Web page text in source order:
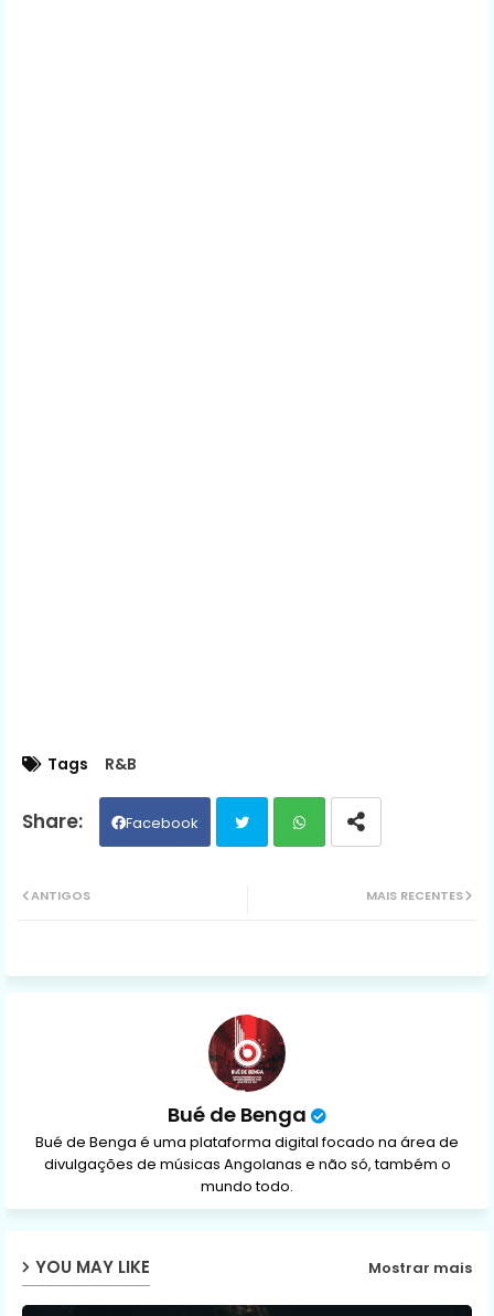
Tags R&B
Facebook
ap
MAIS RECENTES
ANTIGOS
Bué de Benga
Bué de Benga é uma plataforma digital focado na área de
divulgações de músicas Angolanas e não só, também o
mundo todo.
YOU MAY LIKE Mostrar mais